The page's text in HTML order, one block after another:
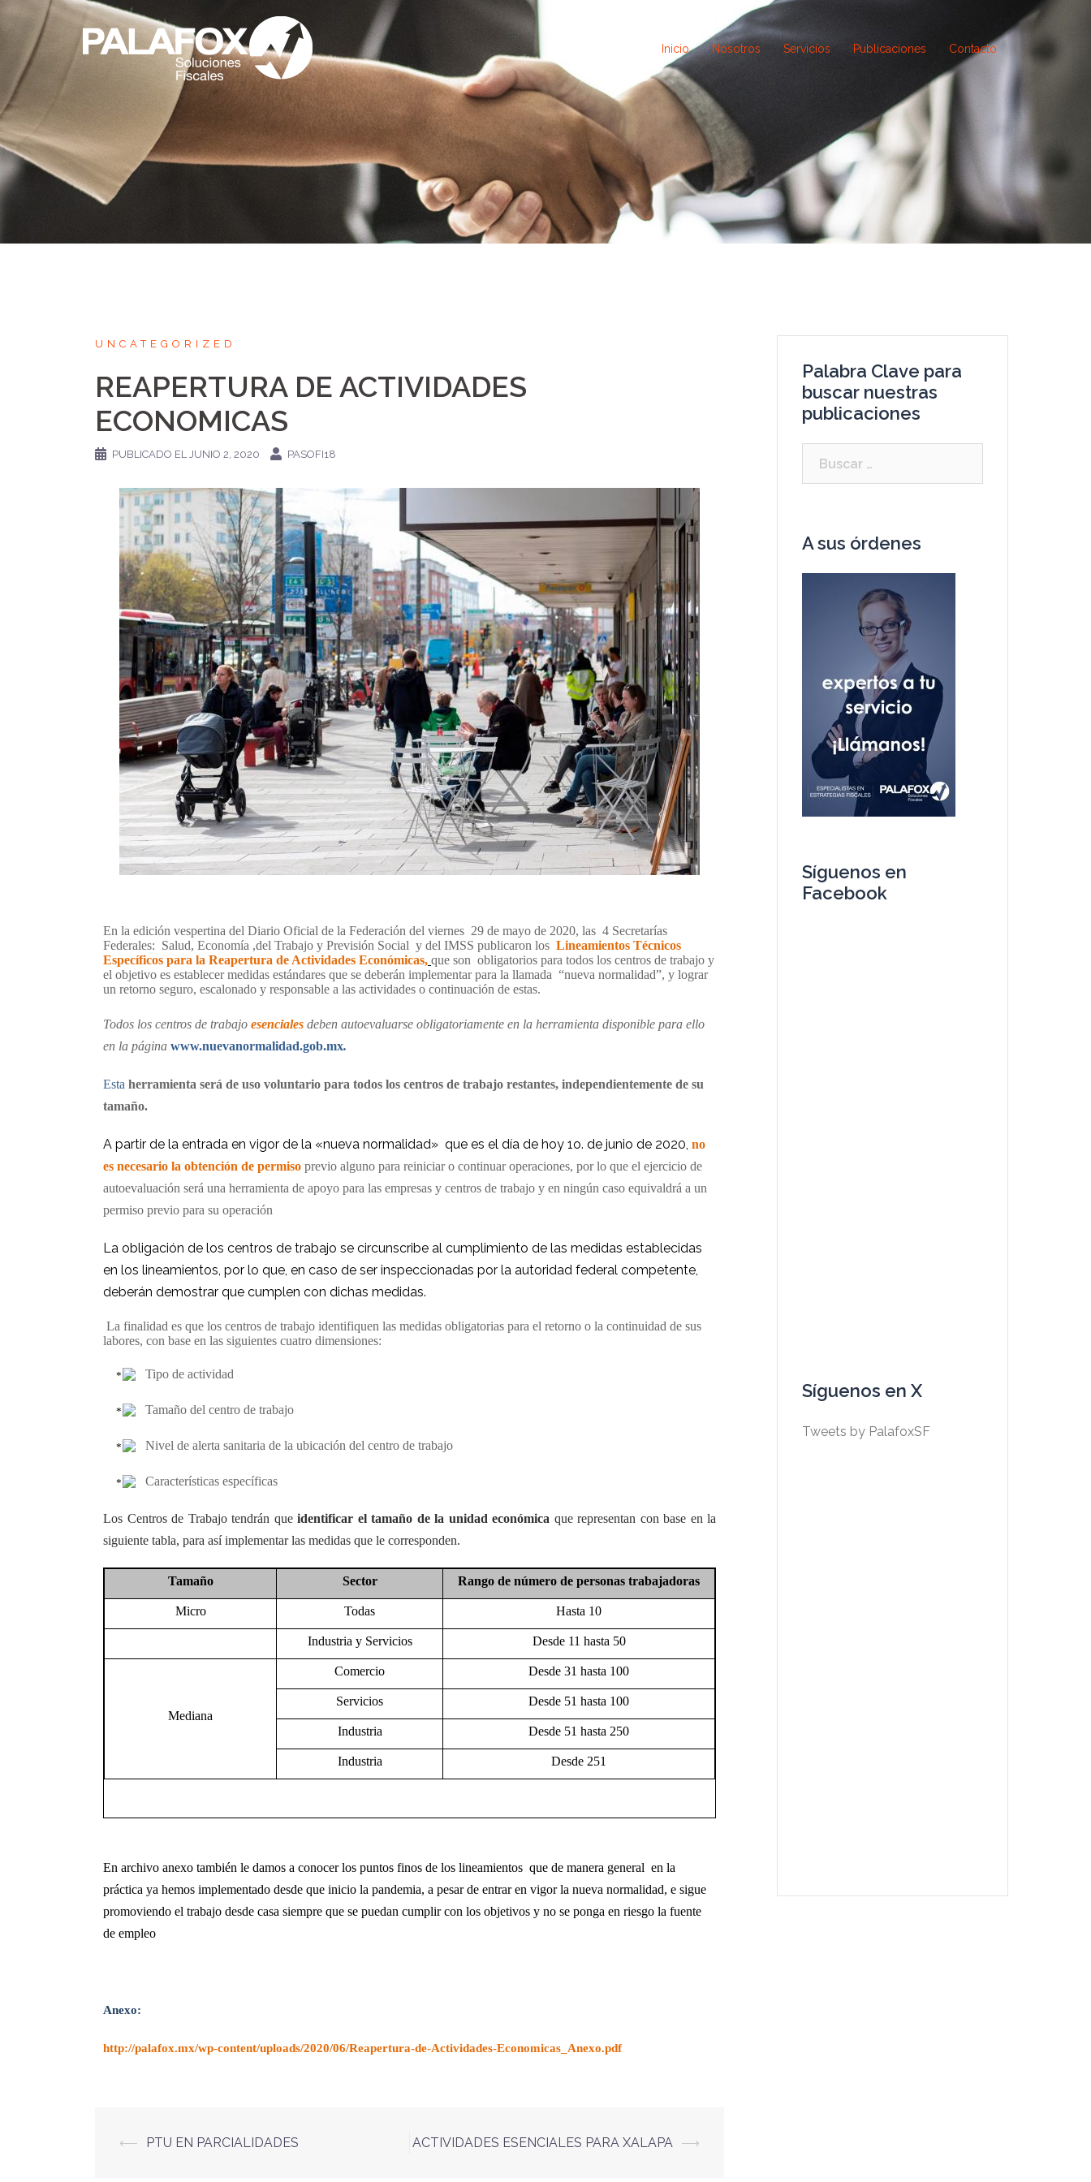
Inicio Nosotros Servicios Publicaciones Contacto
UNCATEGORIZED
REAPERTURA DE ACTIVIDADES
ECONOMICAS
PUBLICADO ELJUNIO 2, 2020 PASOFI18
En la edición vespertina del Diario Oficial de la Federación del viernes 29 de mayo de 2020, las 4 Secretarías
Federales: Salud, Economía ,del Trabajo y Previsión Social y del IMSS publicaron los Lineamientos Técnicos
Específicos para la Reapertura de Actividades Económicas, que son obligatorios para todos los centros de trabajo y
el objetivo es establecer medidas estándares que se deberán implementar para la llamada “nueva normalidad”, y lograr
un retorno seguro, escalonado y responsable a las actividades o continuación de estas.
Todos los centros de trabajo esenciales deben autoevaluarse obligatoriamente en la herramienta disponible para ello
en la página www.nuevanormalidad.gob.mx.
Esta herramienta será de uso voluntario para todos los centros de trabajo restantes, independientemente de su
tamaño.
A partir de la entrada en vigor de la «nueva normalidad» que es el día de hoy 1o. de junio de 2020, no
es necesario la obtención de permiso previo alguno para reiniciar o continuar operaciones, por lo que el ejercicio de
autoevaluación será una herramienta de apoyo para las empresas y centros de trabajo y en ningún caso equivaldrá a un
permiso previo para su operación
La obligación de los centros de trabajo se circunscribe al cumplimiento de las medidas establecidas
en los lineamientos, por lo que, en caso de ser inspeccionadas por la autoridad federal competente,
deberán demostrar que cumplen con dichas medidas.
La finalidad es que los centros de trabajo identifiquen las medidas obligatorias para el retorno o la continuidad de sus
labores, con base en las siguientes cuatro dimensiones:
Tipo de actividad
Tamaño del centro de trabajo
Nivel de alerta sanitaria de la ubicación del centro de trabajo
Características específicas
Los Centros de Trabajo tendrán que identificar el tamaño de la unidad económica que representan con base en la
siguiente tabla, para así implementar las medidas que le corresponden.
Tamaño Sector Rango de número de personas trabajadoras
Micro Todas Hasta 10
Industria y Servicios Desde 11 hasta 50
Mediana
Comercio Desde 31 hasta 100
Servicios Desde 51 hasta 100
Industria Desde 51 hasta 250
Industria Desde 251
En archivo anexo también le damos a conocer los puntos finos de los lineamientos que de manera general en la
práctica ya hemos implementado desde que inicio la pandemia, a pesar de entrar en vigor la nueva normalidad, e sigue
promoviendo el trabajo desde casa siempre que se puedan cumplir con los objetivos y no se ponga en riesgo la fuente
de empleo
Anexo:
http://palafox.mx/wp-content/uploads/2020/06/Reapertura-de-Actividades-Economicas_Anexo.pdf
⟵ PTU EN PARCIALIDADES ACTIVIDADES ESENCIALES PARA XALAPA ⟶
Palabra Clave para
buscar nuestras
publicaciones
A sus órdenes
Síguenos en
Facebook
Síguenos en X
Tweets by PalafoxSF